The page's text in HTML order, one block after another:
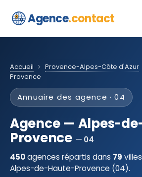
Agence.contact
Accueil Provence-Alpes-Côte d'Azur
Provence
Annuaire des agence · 04
Agence — Alpes-
Provence
04
450agences répartis dans 79
Alpes-de-Haute-Provence (04).